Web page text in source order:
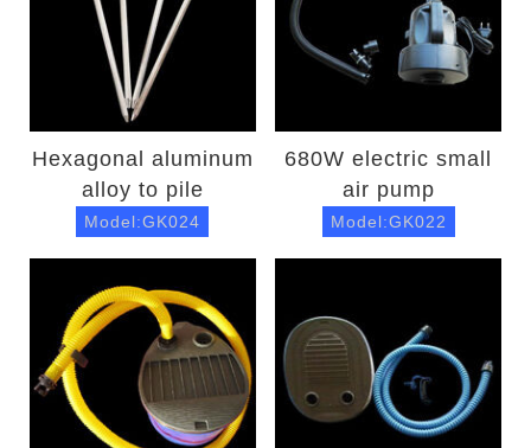
Hexagonal aluminum
alloy to pile
Model:GK024
680W electric small
air pump
Model:GK022